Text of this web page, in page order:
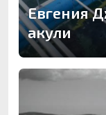
Евгения
акули